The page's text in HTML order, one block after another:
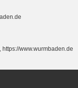
www.wurmbaden.de